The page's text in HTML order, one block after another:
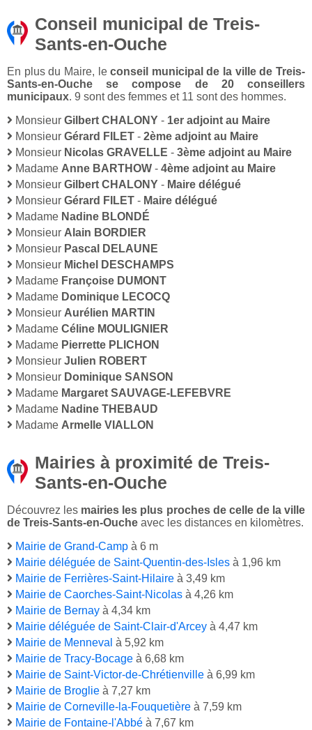
Conseil municipal de Treis-
Sants-en-Ouche
En plus du Maire, leconseil municipal de la ville de Treis-
Sants-en-Ouche se compose de 20 conseillers
municipaux. 9 sont des femmes et 11 sont des hommes.
Monsieur Gilbert CHALONY - 1er adjoint au Maire
Monsieur Gérard FILET - 2ème adjoint au Maire
Monsieur Nicolas GRAVELLE - 3ème adjoint au Maire
Madame Anne BARTHOW - 4ème adjoint au Maire
Monsieur Gilbert CHALONY - Maire délégué
Monsieur Gérard FILET - Maire délégué
Madame Nadine BLONDÉ
Monsieur Alain BORDIER
Monsieur Pascal DELAUNE
Monsieur Michel DESCHAMPS
Madame Françoise DUMONT
Madame Dominique LECOCQ
Monsieur Aurélien MARTIN
Madame Céline MOULIGNIER
Madame Pierrette PLICHON
Monsieur Julien ROBERT
Monsieur Dominique SANSON
Madame Margaret SAUVAGE-LEFEBVRE
Madame Nadine THEBAUD
Madame Armelle VIALLON
Mairies à proximité de Treis-
Sants-en-Ouche
Découvrez les mairies les plus proches de celle de la ville
de Treis-Sants-en-Ouche avec les distances en kilomètres.
Mairie de Grand-Camp à 6 m
Mairie déléguée de Saint-Quentin-des-Isles à 1,96 km
Mairie de Ferrières-Saint-Hilaire à 3,49 km
Mairie de Caorches-Saint-Nicolas à 4,26 km
Mairie de Bernay à 4,34 km
Mairie déléguée de Saint-Clair-d'Arcey à 4,47 km
Mairie de Menneval à 5,92 km
Mairie de Tracy-Bocage à 6,68 km
Mairie de Saint-Victor-de-Chrétienville à 6,99 km
Mairie de Broglie à 7,27 km
Mairie de Corneville-la-Fouquetière à 7,59 km
Mairie de Fontaine-l'Abbé à 7,67 km